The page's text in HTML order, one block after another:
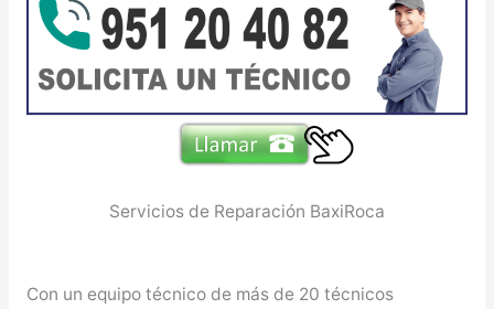
Servicios de Reparación BaxiRoca
Con un equipo técnico de más de 20 técnicos